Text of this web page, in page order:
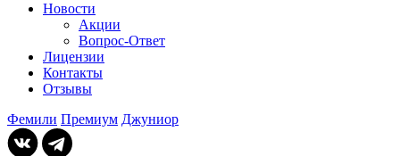
Новости
Акции
Вопрос-Ответ
Лицензии
Контакты
Отзывы
Фемили Премиум Джуниор